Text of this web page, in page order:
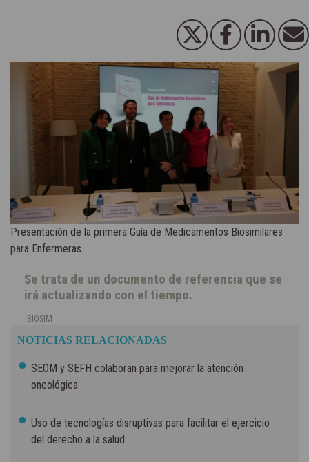
Presentación de la primera Guía de Medicamentos Biosimilares
para Enfermeras.
Se trata de un documento de referencia que se
irá actualizando con el tiempo.
BIOSIM
NOTICIAS RELACIONADAS
SEOM y SEFH colaboran para mejorar la atención
oncológica
Uso de tecnologías disruptivas para facilitar el ejercicio
del derecho a la salud